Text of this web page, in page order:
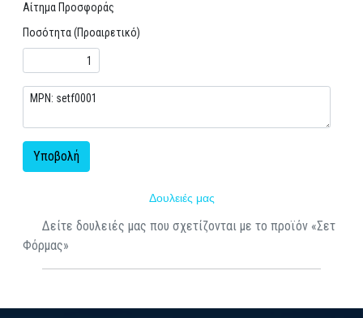
Αίτημα Προσφοράς
Ποσότητα (Προαιρετικό)
Υποβολή
Δουλειές μας
Δείτε δουλειές μας που σχετίζονται με το προϊόν «Σετ
Φόρμας»